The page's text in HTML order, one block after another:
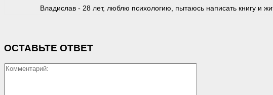
Владислав - 28 лет, люблю психологию, пытаюсь написать книгу и
ОСТАВЬТЕ ОТВЕТ